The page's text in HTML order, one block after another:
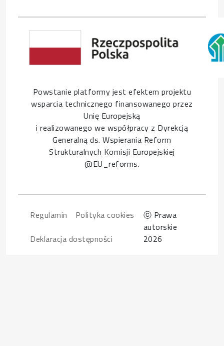
Powstanie platformy jest efektem projektu
wsparcia technicznego finansowanego przez
Unię Europejską
i realizowanego we współpracy z Dyrekcją
Generalną ds. Wspierania Reform
Strukturalnych Komisji Europejskiej
@EU_reforms.
Regulamin
Polityka cookies
Deklaracja dostępności
ⓒ Prawa
autorskie
2026